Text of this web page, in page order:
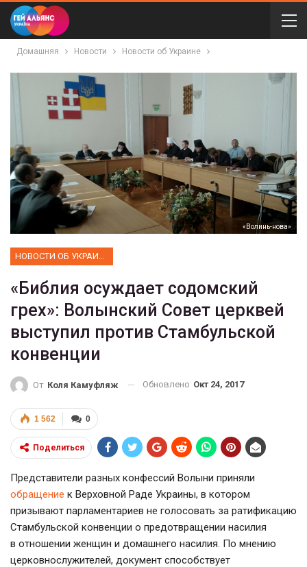
Домашняя Новости Новости об Украине
«Волинь-нова»
НОВОСТИ ОБ УКРАИНЕ
«Библия осуждает содомский
грех»: Волынский Совет церквей
выступил против Стамбульской
конвенции
От Коля Камуфляж Обновлено Окт 24, 2017
0
1 562
Поделиться
Представители разных конфессий Волыни приняли
обращение к Верховной Раде Украины, в котором
призывают парламентариев не голосовать за ратификацию
Стамбульской конвенции о предотвращении насилия
в отношении женщин и домашнего насилия. По мнению
церковнослужителей, документ способствует